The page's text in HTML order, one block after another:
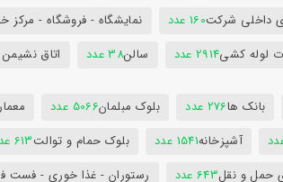
داخلی شرکت160 عدد نمایشگاه - فروشگاه - مرکز
لوله کشی2914 عدد سالن38 عدد اتاق
بانک ها276 عدد بلوک مبلمان5066 عدد
آشپزخانه1541 عدد بلوک حمام و توالت613 عدد
حمل و نقل643 عدد رستوران - غذا خوری - فست